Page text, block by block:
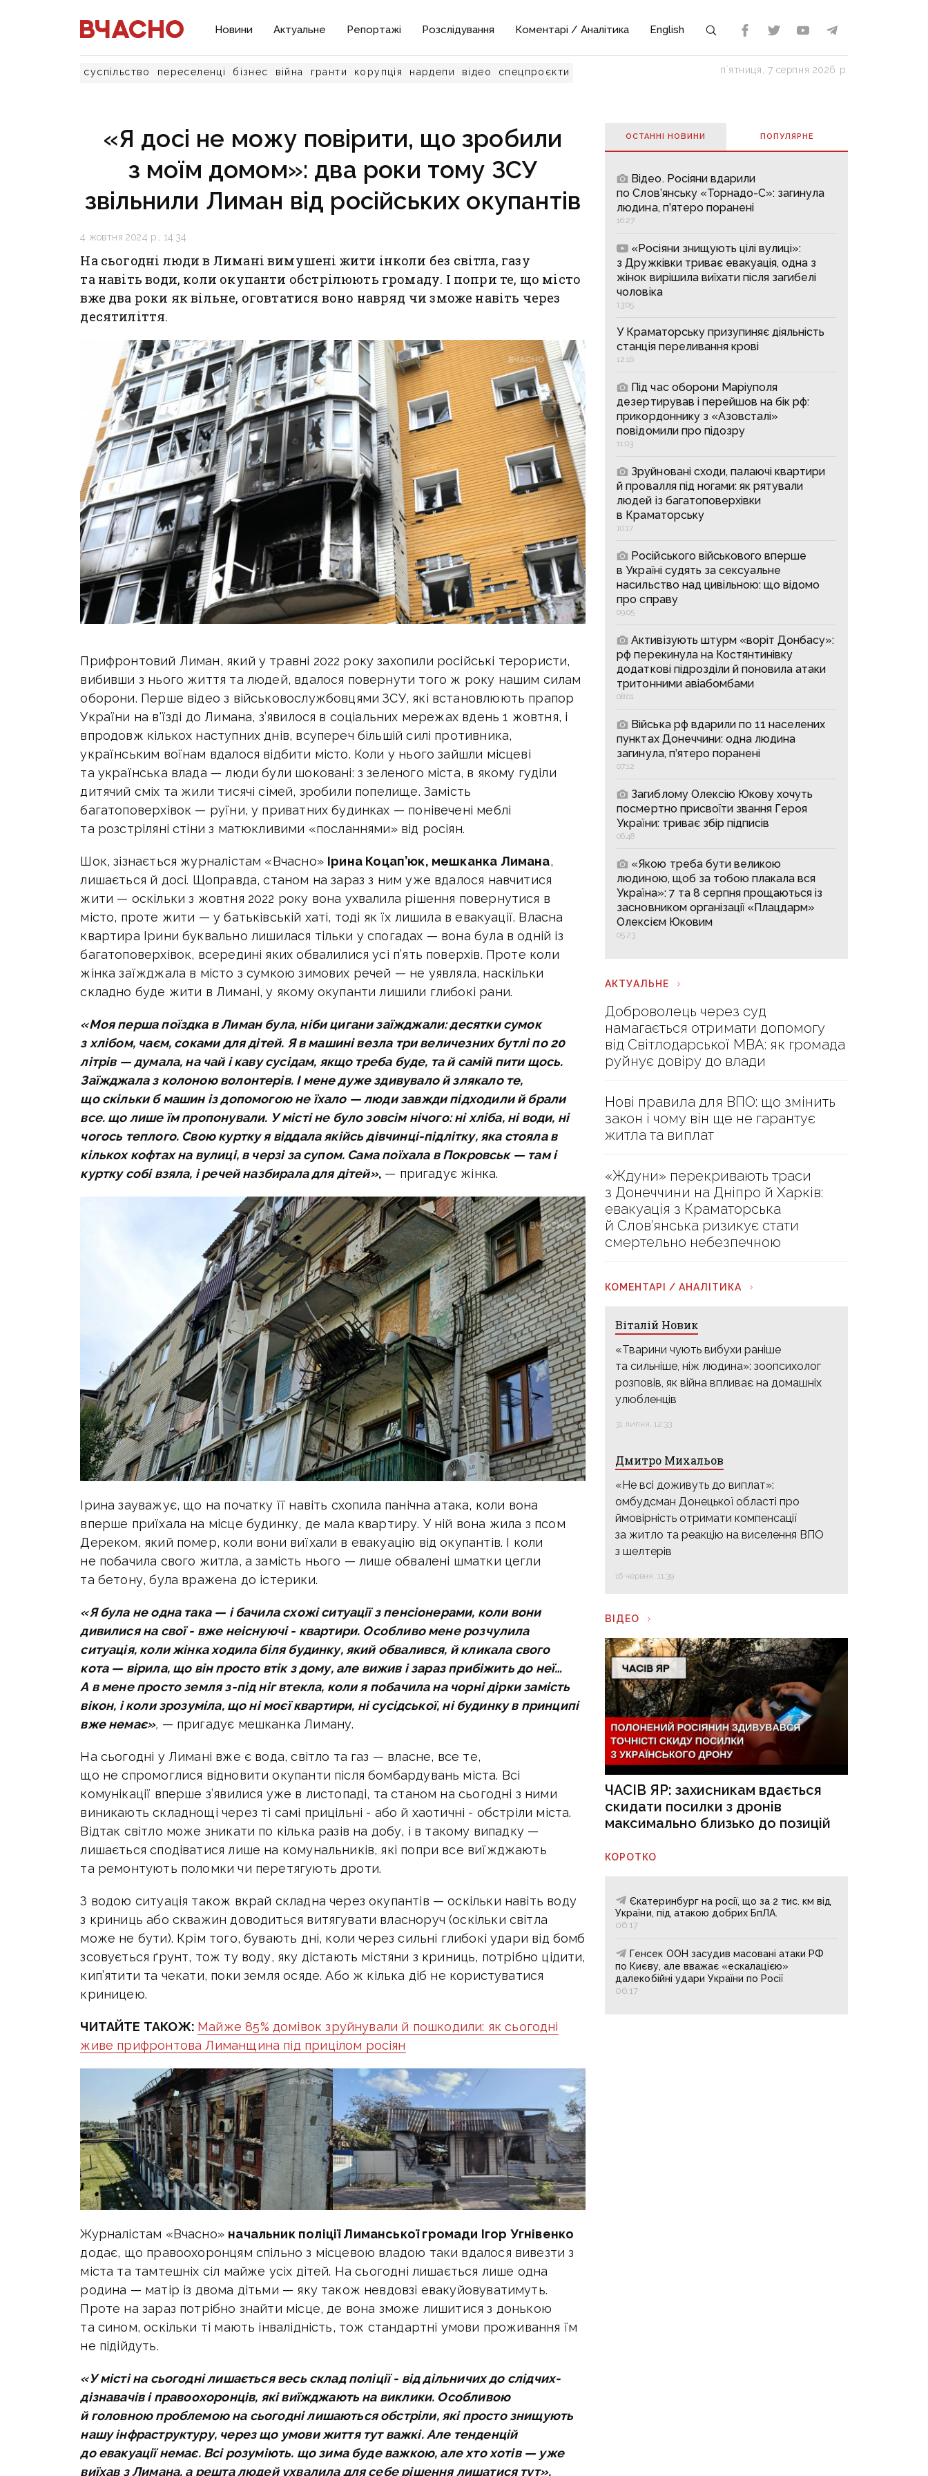
Новини Актуальне Репортажі Розслідування Коментарі / Аналітика English
суспільство переселенці бізнес війна гранти корупція нардепи відео спецпроєкти пʼятниця, 7 серпня 2026 р.
«Я досі не можу повірити, що зробили
з моїм домом»: два роки тому ЗСУ
звільнили Лиман від російських окупантів
4 жовтня 2024 р., 14:34
На сьогодні люди в Лимані вимушені жити інколи без світла, газу
та навіть води, коли окупанти обстрілюють громаду. І попри те, що місто
вже два роки як вільне, оговтатися воно навряд чи зможе навіть через
десятиліття.
Прифронтовий Лиман, який у травні 2022 року захопили російські терористи,
вибивши з нього життя та людей, вдалося повернути того ж року нашим силам
оборони. Перше відео з військовослужбовцями ЗСУ, які встановлюють прапор
України на в'їзді до Лимана, з’явилося в соціальних мережах вдень 1 жовтня, і
впродовж кількох наступних днів, всупереч більшій силі противника,
українським воїнам вдалося відбити місто. Коли у нього зайшли місцеві
та українська влада — люди були шоковані: з зеленого міста, в якому гуділи
дитячий сміх та жили тисячі сімей, зробили попелище. Замість
багатоповерхівок — руїни, у приватних будинках — понівечені меблі
та розстріляні стіни з матюкливими «посланнями» від росіян.
Шок, зізнається журналістам «Вчасно» Ірина Коцап’юк, мешканка Лимана,
лишається й досі. Щоправда, станом на зараз з ним уже вдалося навчитися
жити — оскільки з жовтня 2022 року вона ухвалила рішення повернутися в
місто, проте жити — у батьківській хаті, тоді як їх лишила в евакуації. Власна
квартира Ірини буквально лишилася тільки у спогадах — вона була в одній із
багатоповерхівок, всередині яких обвалилися усі п’ять поверхів. Проте коли
жінка заїжджала в місто з сумкою зимових речей — не уявляла, наскільки
складно буде жити в Лимані, у якому окупанти лишили глибокі рани.
«Моя перша поїздка в Лиман була, ніби цигани заїжджали: десятки сумок
з хлібом, чаєм, соками для дітей. Я в машині везла три величезних бутлі по 20
літрів — думала, на чай і каву сусідам, якщо треба буде, та й самій пити щось.
Заїжджала з колоною волонтерів. І мене дуже здивувало й злякало те,
що скільки б машин із допомогою не їхало — люди завжди підходили й брали
все. що лише їм пропонували. У місті не було зовсім нічого: ні хліба, ні води, ні
чогось теплого. Свою куртку я віддала якійсь дівчинці-підлітку, яка стояла в
кількох кофтах на вулиці, в черзі за супом. Сама поїхала в Покровськ — там і
куртку собі взяла, і речей назбирала для дітей», — пригадує жінка.
Ірина зауважує, що на початку її навіть схопила панічна атака, коли вона
вперше приїхала на місце будинку, де мала квартиру. У ній вона жила з псом
Дереком, який помер, коли вони виїхали в евакуацію від окупантів. І коли
не побачила свого житла, а замість нього — лише обвалені шматки цегли
та бетону, була вражена до істерики.
«Я була не одна така — і бачила схожі ситуації з пенсіонерами, коли вони
дивилися на свої - вже неіснуючі - квартири. Особливо мене розчулила
ситуація, коли жінка ходила біля будинку, який обвалився, й кликала свого
кота — вірила, що він просто втік з дому, але вижив і зараз прибіжить до неї…
А в мене просто земля з-під ніг втекла, коли я побачила на чорні дірки замість
вікон, і коли зрозуміла, що ні моєї квартири, ні сусідської, ні будинку в принципі
вже немає», — пригадує мешканка Лиману.
На сьогодні у Лимані вже є вода, світло та газ — власне, все те,
що не спромоглися відновити окупанти після бомбардувань міста. Всі
комунікації вперше з’явилися уже в листопаді, та станом на сьогодні з ними
виникають складнощі через ті самі прицільні - або й хаотичні - обстріли міста.
Відтак світло може зникати по кілька разів на добу, і в такому випадку —
лишається сподіватися лише на комунальників, які попри все виїжджають
та ремонтують поломки чи перетягують дроти.
З водою ситуація також вкрай складна через окупантів — оскільки навіть воду
з криниць або скважин доводиться витягувати власноруч (оскільки світла
може не бути). Крім того, бувають дні, коли через сильні глибокі удари від бомб
зсовується ґрунт, тож ту воду, яку дістають містяни з криниць, потрібно цідити,
кип’ятити та чекати, поки земля осяде. Або ж кілька діб не користуватися
криницею.
ЧИТАЙТЕ ТАКОЖ: Майже 85% домівок зруйнували й пошкодили: як сьогодні
живе прифронтова Лиманщина під прицілом росіян
Журналістам «Вчасно» начальник поліції Лиманської громади Ігор Угнівенко
додає, що правоохоронцям спільно з місцевою владою таки вдалося вивезти з
міста та тамтешніх сіл майже усіх дітей. На сьогодні лишається лише одна
родина — матір із двома дітьми — яку також невдовзі евакуйовуватимуть.
Проте на зараз потрібно знайти місце, де вона зможе лишитися з донькою
та сином, оскільки ті мають інвалідність, тож стандартні умови проживання їм
не підійдуть.
«У місті на сьогодні лишається весь склад поліції - від дільничих до слідчих-
дізнавачів і правоохоронців, які виїжджають на виклики. Особливою
й головною проблемою на сьогодні лишаються обстріли, які просто знищують
нашу інфраструктуру, через що умови життя тут важкі. Але тенденцій
до евакуації немає. Всі розуміють. що зима буде важкою, але хто хотів — уже
виїхав з Лимана, а решта людей ухвалила для себе рішення лишатися тут»,
ОСТАННІ НОВИНИ ПОПУЛЯРНE
Відео. Росіяни вдарили
по Слов’янську «Торнадо-С»: загинула
людина, п’ятеро поранені
16:27
«Росіяни знищують цілі вулиці»:
з Дружківки триває евакуація, одна з
жінок вирішила виїхати після загибелі
чоловіка
13:05
У Краматорську призупиняє діяльність
станція переливання крові
12:16
Під час оборони Маріуполя
дезертирував і перейшов на бік рф:
прикордоннику з «Азовсталі»
повідомили про підозру
11:03
Зруйновані сходи, палаючі квартири
й провалля під ногами: як рятували
людей із багатоповерхівки
в Краматорську
10:17
Російського військового вперше
в Україні судять за сексуальне
насильство над цивільною: що відомо
про справу
09:05
Активізують штурм «воріт Донбасу»:
рф перекинула на Костянтинівку
додаткові підрозділи й поновила атаки
тритонними авіабомбами
08:01
Війська рф вдарили по 11 населених
пунктах Донеччини: одна людина
загинула, п’ятеро поранені
07:12
Загиблому Олексію Юкову хочуть
посмертно присвоїти звання Героя
України: триває збір підписів
06:48
«Якою треба бути великою
людиною, щоб за тобою плакала вся
Україна»: 7 та 8 серпня прощаються із
засновником організації «Плацдарм»
Олексієм Юковим
05:23
АКТУАЛЬНЕ
Доброволець через суд
намагається отримати допомогу
від Світлодарської МВА: як громада
руйнує довіру до влади
Нові правила для ВПО: що змінить
закон і чому він ще не гарантує
житла та виплат
«Ждуни» перекривають траси
з Донеччини на Дніпро й Харків:
евакуація з Краматорська
й Слов’янська ризикує стати
смертельно небезпечною
КОМЕНТАРІ / АНАЛІТИКА
Віталій Новик
«Тварини чують вибухи раніше
та сильніше, ніж людина»: зоопсихолог
розповів, як війна впливає на домашніх
улюбленців
31 липня, 12:33
Дмитро Михальов
«Не всі доживуть до виплат»:
омбудсман Донецької області про
ймовірність отримати компенсації
за житло та реакцію на виселення ВПО
з шелтерів
16 червня, 11:39
ВІДЕО
ЧАСІВ ЯР: захисникам вдається
скидати посилки з дронів
максимально близько до позицій
КОРОТКО
Єкатеринбург на росії, що за 2 тис. км від
України, під атакою добрих БпЛА.
06:17
Генсек ООН засудив масовані атаки РФ
по Києву, але вважає «ескалацією»
далекобійні удари України по Росії
06:17